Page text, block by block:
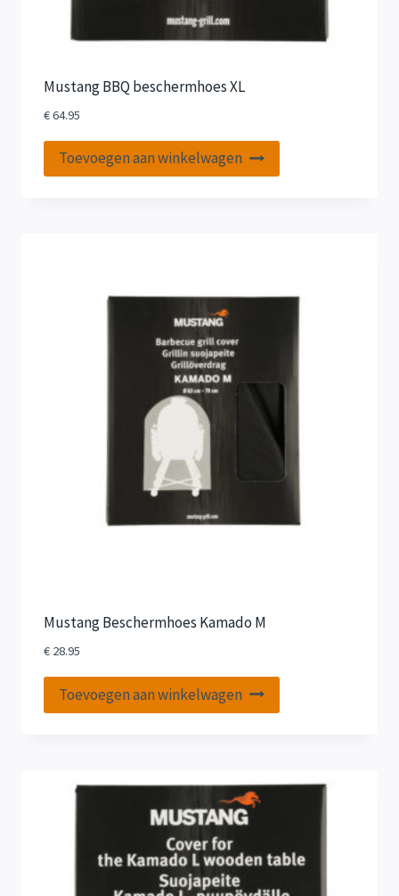
Mustang BBQ beschermhoes XL
€64.95
Toevoegen aan winkelwagen
Mustang Beschermhoes Kamado M
€28.95
Toevoegen aan winkelwagen